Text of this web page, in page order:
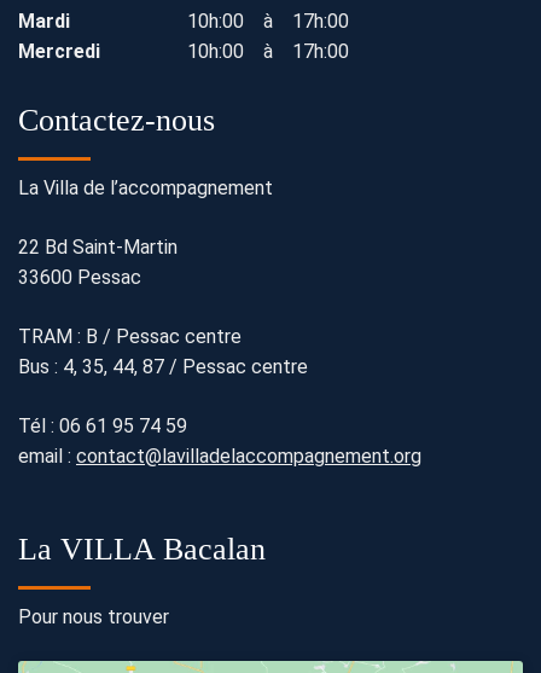
Mardi
10h:00 à 17h:00
Mercredi
10h:00 à 17h:00
Contactez-nous
La Villa de l’accompagnement
22 Bd Saint-Martin
33600 Pessac
TRAM : B / Pessac centre
Bus : 4, 35, 44, 87 / Pessac centre
Tél : 06 61 95 74 59
email : contact@lavilladelaccompagnement.org
La VILLA Bacalan
Pour nous trouver